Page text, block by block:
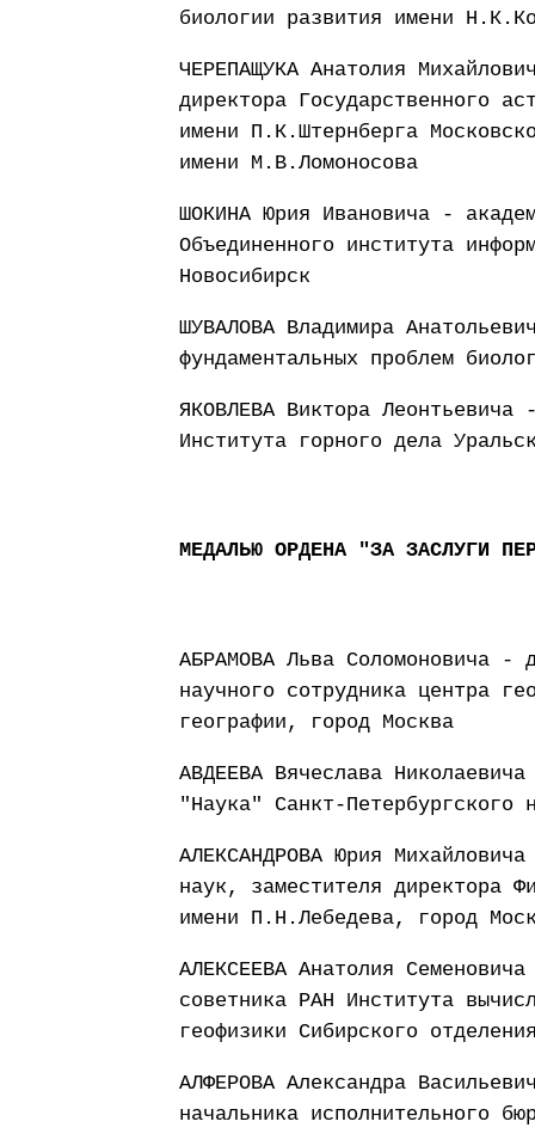
биологии развития имени
ЧЕРЕПАЩУКА Анатолия
директора Государственного
имени П.К.Штернберга
имени М.В.Ломоносова
ШОКИНА Юрия Ивановича -
Объединенного института
Новосибирск
ШУВАЛОВА Владимира
фундаментальных проблем
ЯКОВЛЕВА Виктора
Института горного дела
МЕДАЛЬЮ ОРДЕНА "ЗА ЗАСЛУГИ
АБРАМОВА Льва Соломоновича -
научного сотрудника центра
географии, город Москва
АВДЕЕВА Вячеслава
"Наука" Санкт-Петербургского
АЛЕКСАНДРОВА Юрия
наук, заместителя директора
имени П.Н.Лебедева, город
АЛЕКСЕЕВА Анатолия
советника РАН Института
геофизики Сибирского
АЛФЕРОВА Александра
начальника исполнительного